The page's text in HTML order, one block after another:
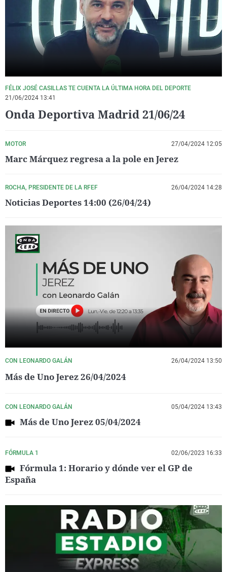
La rosa de los vientos
Gente viajera
Como el perro y el
Caso
Retornados
Equipo de
Extremadura
Galicia
La Rioja
País Vasco
Virales
Televisión
Elecciones
FÉLIX JOSÉ CASILLAS TE CUENTA LA ÚLTIMA HORA DEL DEPORTE
21/06/2024 13:41
Onda Deportiva Madrid 21/06/24
MOTOR 27/04/2024 12:05
Marc Márquez regresa a la pole en Jerez
ROCHA, PRESIDENTE DE LA RFEF 26/04/2024 14:28
Noticias Deportes 14:00 (26/04/24)
CON LEONARDO GALÁN 26/04/2024 13:50
Más de Uno Jerez 26/04/2024
CON LEONARDO GALÁN 05/04/2024 13:43
Más de Uno Jerez 05/04/2024
FÓRMULA 1 02/06/2023 16:33
Fórmula 1: Horario y dónde ver el GP de
España